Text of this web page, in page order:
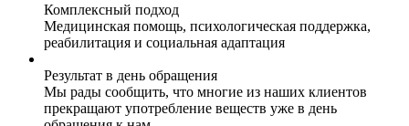
Комплексный подход
Медицинская помощь, психологическая поддержка,
реабилитация и социальная адаптация
Результат в день обращения
Мы рады сообщить, что многие из наших клиентов
прекращают употребление веществ уже в день